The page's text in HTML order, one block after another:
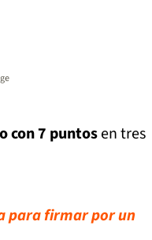
con 7 puntosen tres
para firmar por un